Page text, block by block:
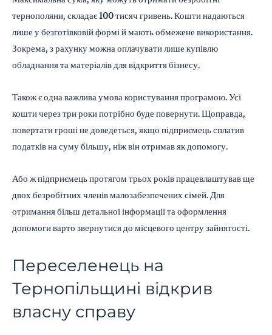
тернополяни, складає 100 тисяч гривень. Кошти надаються
лише у безготівковій формі й мають обмежене використання.
Зокрема, з рахунку можна оплачувати лише купівлю
обладнання та матеріалів для відкриття бізнесу.
Також є одна важлива умова користування програмою. Усі
кошти через три роки потрібно буде повернути. Щоправда,
повертати гроші не доведеться, якщо підприємець сплатив
податків на суму більшу, ніж він отримав як допомогу.
Або ж підприємець протягом трьох років працевлаштував ще
двох безробітних членів малозабезпечених сімей. Для
отримання більш детальної інформації та оформлення
допомоги варто звернутися до місцевого центру зайнятості.
Переселенець на
Тернопільщині відкрив
власну справу